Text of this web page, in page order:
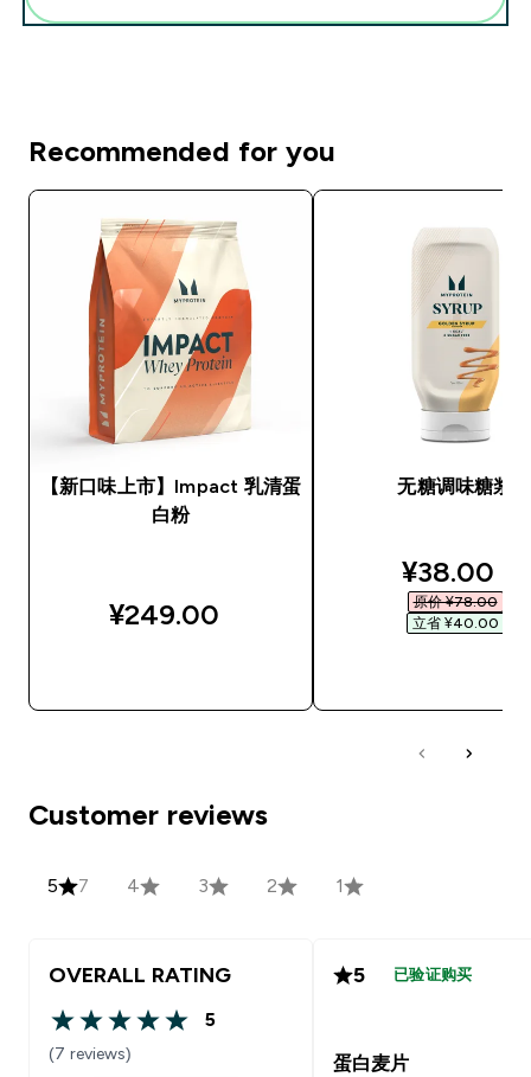
Recommended for you
【新口味上市】Impact 乳清蛋
白粉
¥249.00‎
无糖调味糖浆
¥38.00‎
原价 ¥78.00‎
立省 ¥40.00‎
Customer reviews
5 7 4 3 2 1
OVERALL RATING
5 out of 5 stars
5
(7 reviews)
5 已验证购买
蛋白麦片